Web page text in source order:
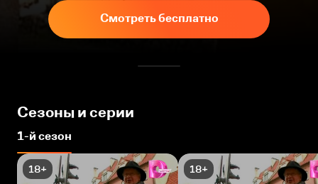
Смотреть бесплатно
Сезоны и серии
1-й сезон
18+ 18+